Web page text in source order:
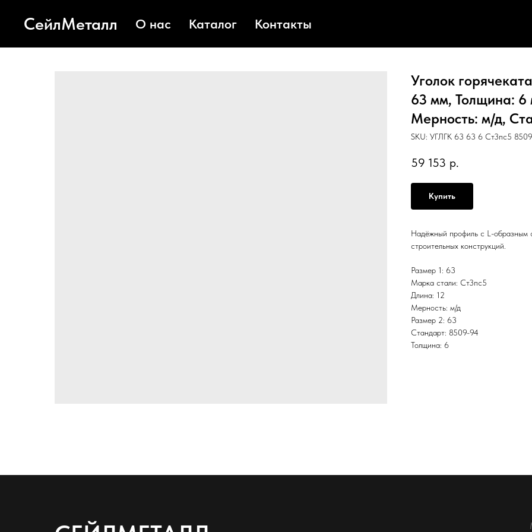
СейлМеталл О нас Каталог Контакты
Уголок
63 мм, Толщина:
Мерность: м/д,
SKU: УГЛГК 63 63 6 Ст3пс5
59 153 р.
Купить
Надёжный профиль с L-образным
строительных конструкций.
Размер 1: 63
Марка стали: Ст3пс5
Длина: 12
Мерность: м/д
Размер 2: 63
Стандарт: 8509-94
Толщина: 6